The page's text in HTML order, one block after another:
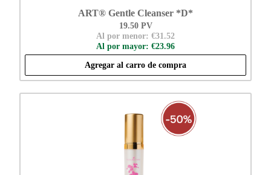
ART® Gentle Cleanser *D*
19.50 PV
Al por menor: €31.52
Al por mayor: €23.96
Agregar al carro de compra